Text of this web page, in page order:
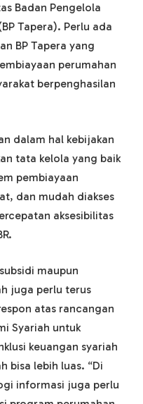
Badan Pengelola
Tapera). Perlu ada
BP Tapera yang
perumahan
berpenghasilan
dalam hal kebijakan
tata kelola yang baik
pembiayaan
dan mudah diakses
aksesibilitas
maupun
juga perlu terus
atas rancangan
Syariah untuk
keuangan syariah
bisa lebih luas. “Di
informasi juga perlu